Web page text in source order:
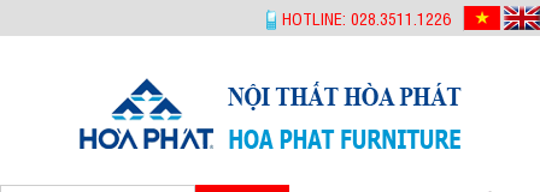
HOTLINE: 028.3511.1226